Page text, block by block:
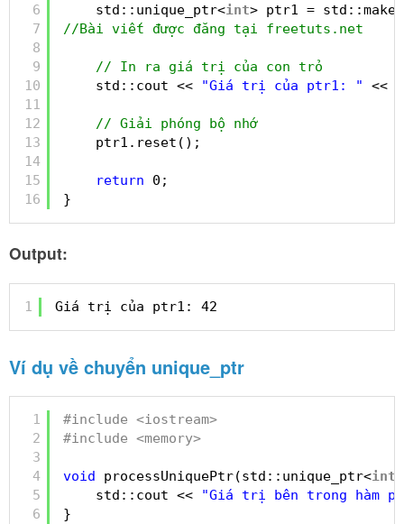
6
7
8
9
10
11
12
13
14
15
16
std::unique_ptr<int> ptr1 =
//Bài viết được đăng tại freetuts.net
// In ra giá trị của con trỏ
std::cout <<
"Giá trị của ptr1: " <<
// Giải phóng bộ nhớ
ptr1.reset();
return
0;
}
Output:
1 Giá trị của ptr1: 42
Ví dụ về chuyển unique_ptr
1
2
3
4
5
6
#include <iostream>
#include <memory>
void processUniquePtr(std::unique_ptr<int
std::cout <<
"Giá trị bên trong hàm
}